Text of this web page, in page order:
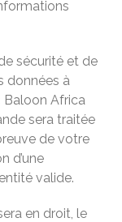
sécurité et de
données à
Baloon Africa
sera traitée
de votre
d’une
valide.
en droit, le